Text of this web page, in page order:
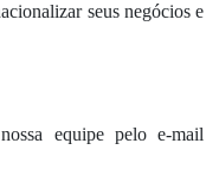
seus negócios e
equipe pelo e-mail